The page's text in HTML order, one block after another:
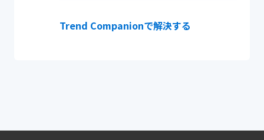
Trend Companionで解決する